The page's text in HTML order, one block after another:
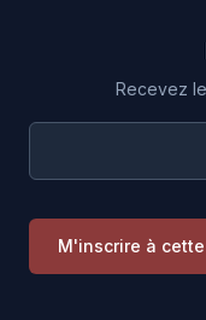
Recevez